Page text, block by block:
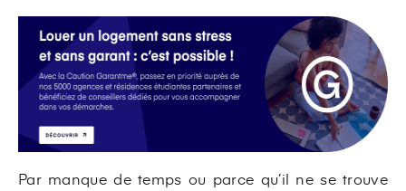
Par manque de temps ou parce qu’il ne se trouve